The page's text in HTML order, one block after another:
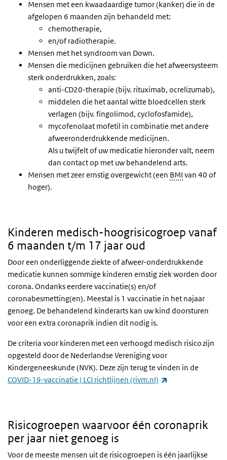
Mensen met een kwaadaardige tumor (kanker) die in de
afgelopen 6 maanden zijn behandeld met:
chemotherapie,
en/of radiotherapie.
Mensen met het syndroom van Down.
Mensen die medicijnen gebruiken die het afweersysteem
sterk onderdrukken, zoals:
anti-CD20-therapie (bijv. rituximab, ocrelizumab),
middelen die het aantal witte bloedcellen sterk
verlagen (bijv. fingolimod, cyclofosfamide),
mycofenolaat mofetil in combinatie met andere
afweeronderdrukkende medicijnen.
Als u twijfelt of uw medicatie hieronder valt, neem
dan contact op met uw behandelend arts.
Mensen met zeer ernstig overgewicht (een BMI van 40 of
hoger).
Kinderen medisch-hoogrisicogroep vanaf
6 maanden t/m 17 jaar oud
Door een onderliggende ziekte of afweer-onderdrukkende
medicatie kunnen sommige kinderen ernstig ziek worden door
corona. Ondanks eerdere vaccinatie(s) en/of
coronabesmetting(en). Meestal is 1 vaccinatie in het najaar
genoeg. De behandelend kinderarts kan uw kind doorsturen
voor een extra coronaprik indien dit nodig is.
De criteria voor kinderen met een verhoogd medisch risico zijn
opgesteld door de Nederlandse Vereniging voor
Kindergeneeskunde (NVK). Deze zijn terug te vinden in de
COVID-19-vaccinatie | LCI richtlijnen (rivm.nl)
Risicogroepen waarvoor één coronaprik
per jaar niet genoeg is
Voor de meeste mensen uit de risicogroepen is één jaarlijkse